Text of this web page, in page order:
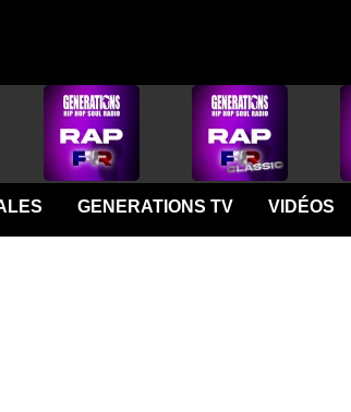
GENERATIONS TV VIDÉOS